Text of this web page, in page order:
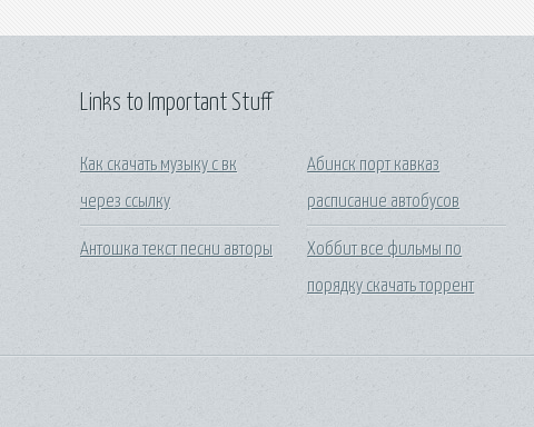
Links to Important Stuff
Как скачать музыку с вк
через ссылку
Антошка текст песни авторы
Абинск порт кавказ
расписание автобусов
Хоббит все фильмы по
порядку скачать торрент